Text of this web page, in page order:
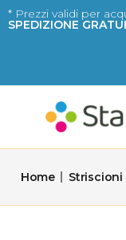
Vai
al
* Prezzi validi per
SPEDIZIONE
Home